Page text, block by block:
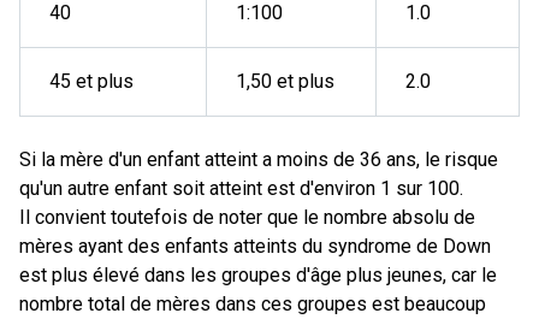
40 1:100 1.0
45 et plus 1,50 et plus 2.0
Si la mère d'un enfant atteint a moins de 36 ans, le risque
qu'un autre enfant soit atteint est d'environ 1 sur 100.
Il convient toutefois de noter que le nombre absolu de
mères ayant des enfants atteints du syndrome de Down
est plus élevé dans les groupes d'âge plus jeunes, car le
nombre total de mères dans ces groupes est beaucoup